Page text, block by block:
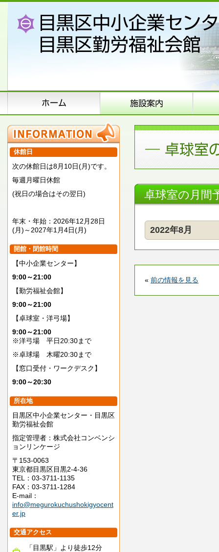
休館日
次の休館日は8月10日(月)です。
毎週月曜日休館
(祝日の場合はその翌日)
年末・年始：2026年12月28日
(月)～2027年1月4日(月)
開館・閉館時間
【中小企業センター】
9:00～21:00
【勤労福祉会館】
9:00～21:00
【卓球室・洋弓場】
9:00～21:00
※洋弓場 平日20:30まで
※卓球場 木曜20:30まで
【窓口受付・ワークデスク】
9:00～20:30
所在地
目黒区中小企業センター・目黒区
勤労福祉会館
指定管理者：株式会社コンベンシ
ョンリンケージ
〒153-0063
東京都目黒区目黒2-4-36
TEL：03-3711-1135
FAX：03-3711-1284
E-mail：
info@megurokuchushokigyocent
er.jp
交通アクセス
「目黒駅」より徒歩12分
卓球室の月間
2022年8月
« 前の情報を見る